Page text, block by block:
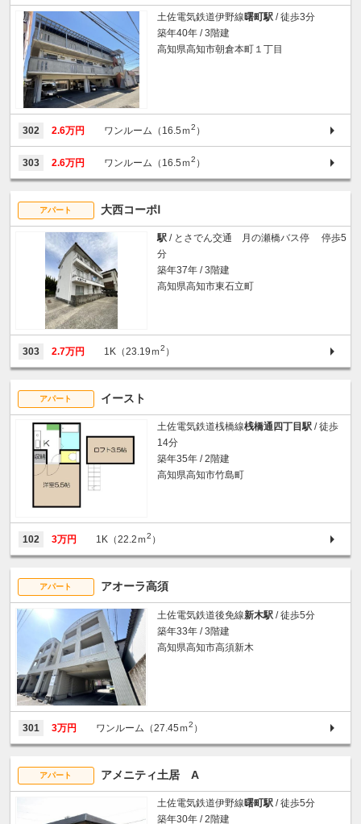
土佐電気鉄道伊野線曙町駅 / 徒歩3分
築年40年 / 3階建
高知県高知市朝倉本町１丁目
302 2.6万円 ワンルーム（16.5ｍ2 ）
303 2.6万円 ワンルーム（16.5ｍ2 ）
アパート 大西コーポⅠ
駅 / とさでん交通 月の瀬橋バス停 停歩5
分
築年37年 / 3階建
高知県高知市東石立町
303 2.7万円 1K（23.19ｍ2 ）
アパート イースト
土佐電気鉄道桟橋線桟橋通四丁目駅 / 徒歩
14分
築年35年 / 2階建
高知県高知市竹島町
102 3万円 1K（22.2ｍ2 ）
アパート アオーラ高須
土佐電気鉄道後免線新木駅 / 徒歩5分
築年33年 / 3階建
高知県高知市高須新木
301 3万円 ワンルーム（27.45ｍ2 ）
アパート アメニティ土居 A
土佐電気鉄道伊野線曙町駅 / 徒歩5分
築年30年 / 2階建